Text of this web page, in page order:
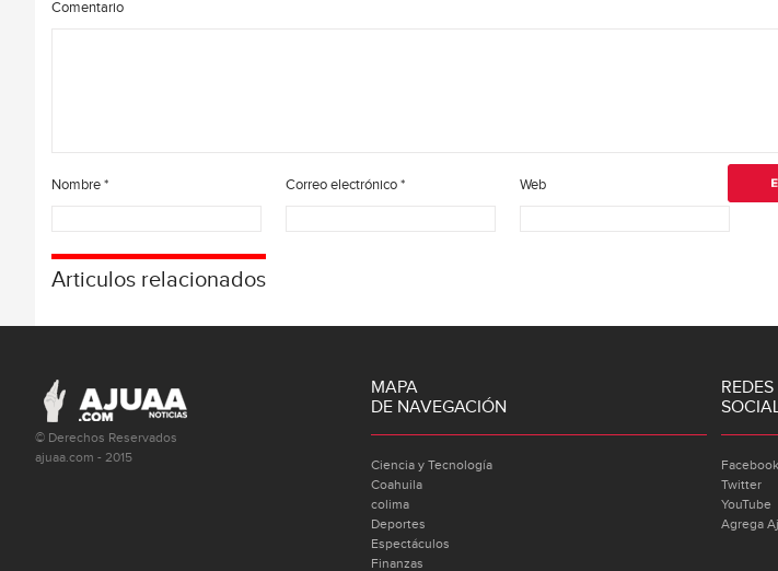
Comentario
Nombre* Correo electrónico* Web
Articulos relacionados
© Derechos Reservados
ajuaa.com - 2015
MAPA
DE NAVEGACIÓN
Ciencia y Tecnología
Coahuila
colima
Deportes
Espectáculos
Finanzas
REDES
Facebook
Twitter
YouTube
Agrega